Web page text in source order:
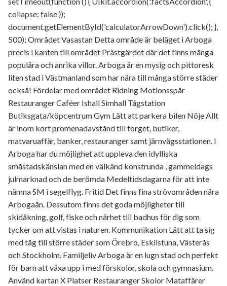
collapse: false });
document.getElementById('calculatorArrowDown').click(); },
500); Området Vasastan Detta område är beläget i Arboga
precis i kanten till området Prästgärdet där det finns många
populära och anrika villor. Arboga är en mysig och pittoresk
liten stad i Västmanland som har nära till många större städer
också! Fördelar med området Ridning Motionsspår
Restauranger Caféer Ishall Simhall Tågstation
Butiksgata/köpcentrum Gym Lätt att parkera bilen Nöje Allt
är inom kort promenadavstånd till torget, butiker,
matvaruaffär, banker, restauranger samt järnvägsstationen. I
Arboga har du möjlighet att uppleva den idylliska
småstadskänslan med en välkänd konstrunda , gammeldags
julmarknad och de berömda Medeltidsdagarna för att inte
nämna SM i segelflyg. Fritid Det finns fina strövområden nära
Arbogaån. Dessutom finns det goda möjligheter till
skidåkning, golf, fiske och närhet till badhus för dig som
tycker om att vistas i naturen. Kommunikation Lätt att ta sig
med tåg till större städer som Örebro, Eskilstuna, Västerås
och Stockholm. Familjeliv Arboga är en lugn stad och perfekt
för barn att växa upp i med förskolor, skola och gymnasium.
Använd kartan X Platser Restauranger Skolor Mataffärer